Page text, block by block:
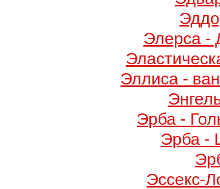
Элерса -
Эллиса -
Эрба -
Эрба -
Эссекс-